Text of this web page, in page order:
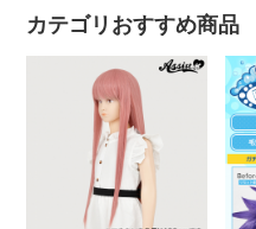
カテゴリおすすめ商品